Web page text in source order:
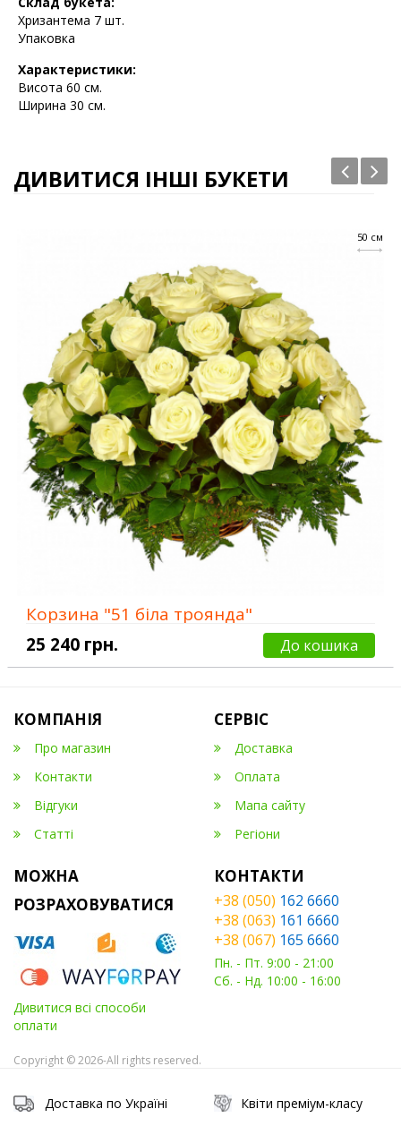
Хризантема 7 шт.
Упаковка
Характеристики:
Висота 60 см.
Ширина 30 см.
ДИВИТИСЯ ІНШІ БУКЕТИ
50 см
Корзина "51 біла троянда"
25 240 грн.
До кошика
КОМПАНІЯ
Про магазин
Контакти
Відгуки
Статті
СЕРВІС
Доставка
Оплата
Мапа сайту
Регіони
МОЖНА
РОЗРАХОВУВАТИСЯ
Дивитися всі способи
оплати
КОНТАКТИ
+38 (050) 162 6660
+38 (063) 161 6660
+38 (067) 165 6660
Пн. - Пт. 9:00 - 21:00
Сб. - Нд. 10:00 - 16:00
Copyright © 2026-All rights reserved.
Доставка по Україні Квіти преміум-класу